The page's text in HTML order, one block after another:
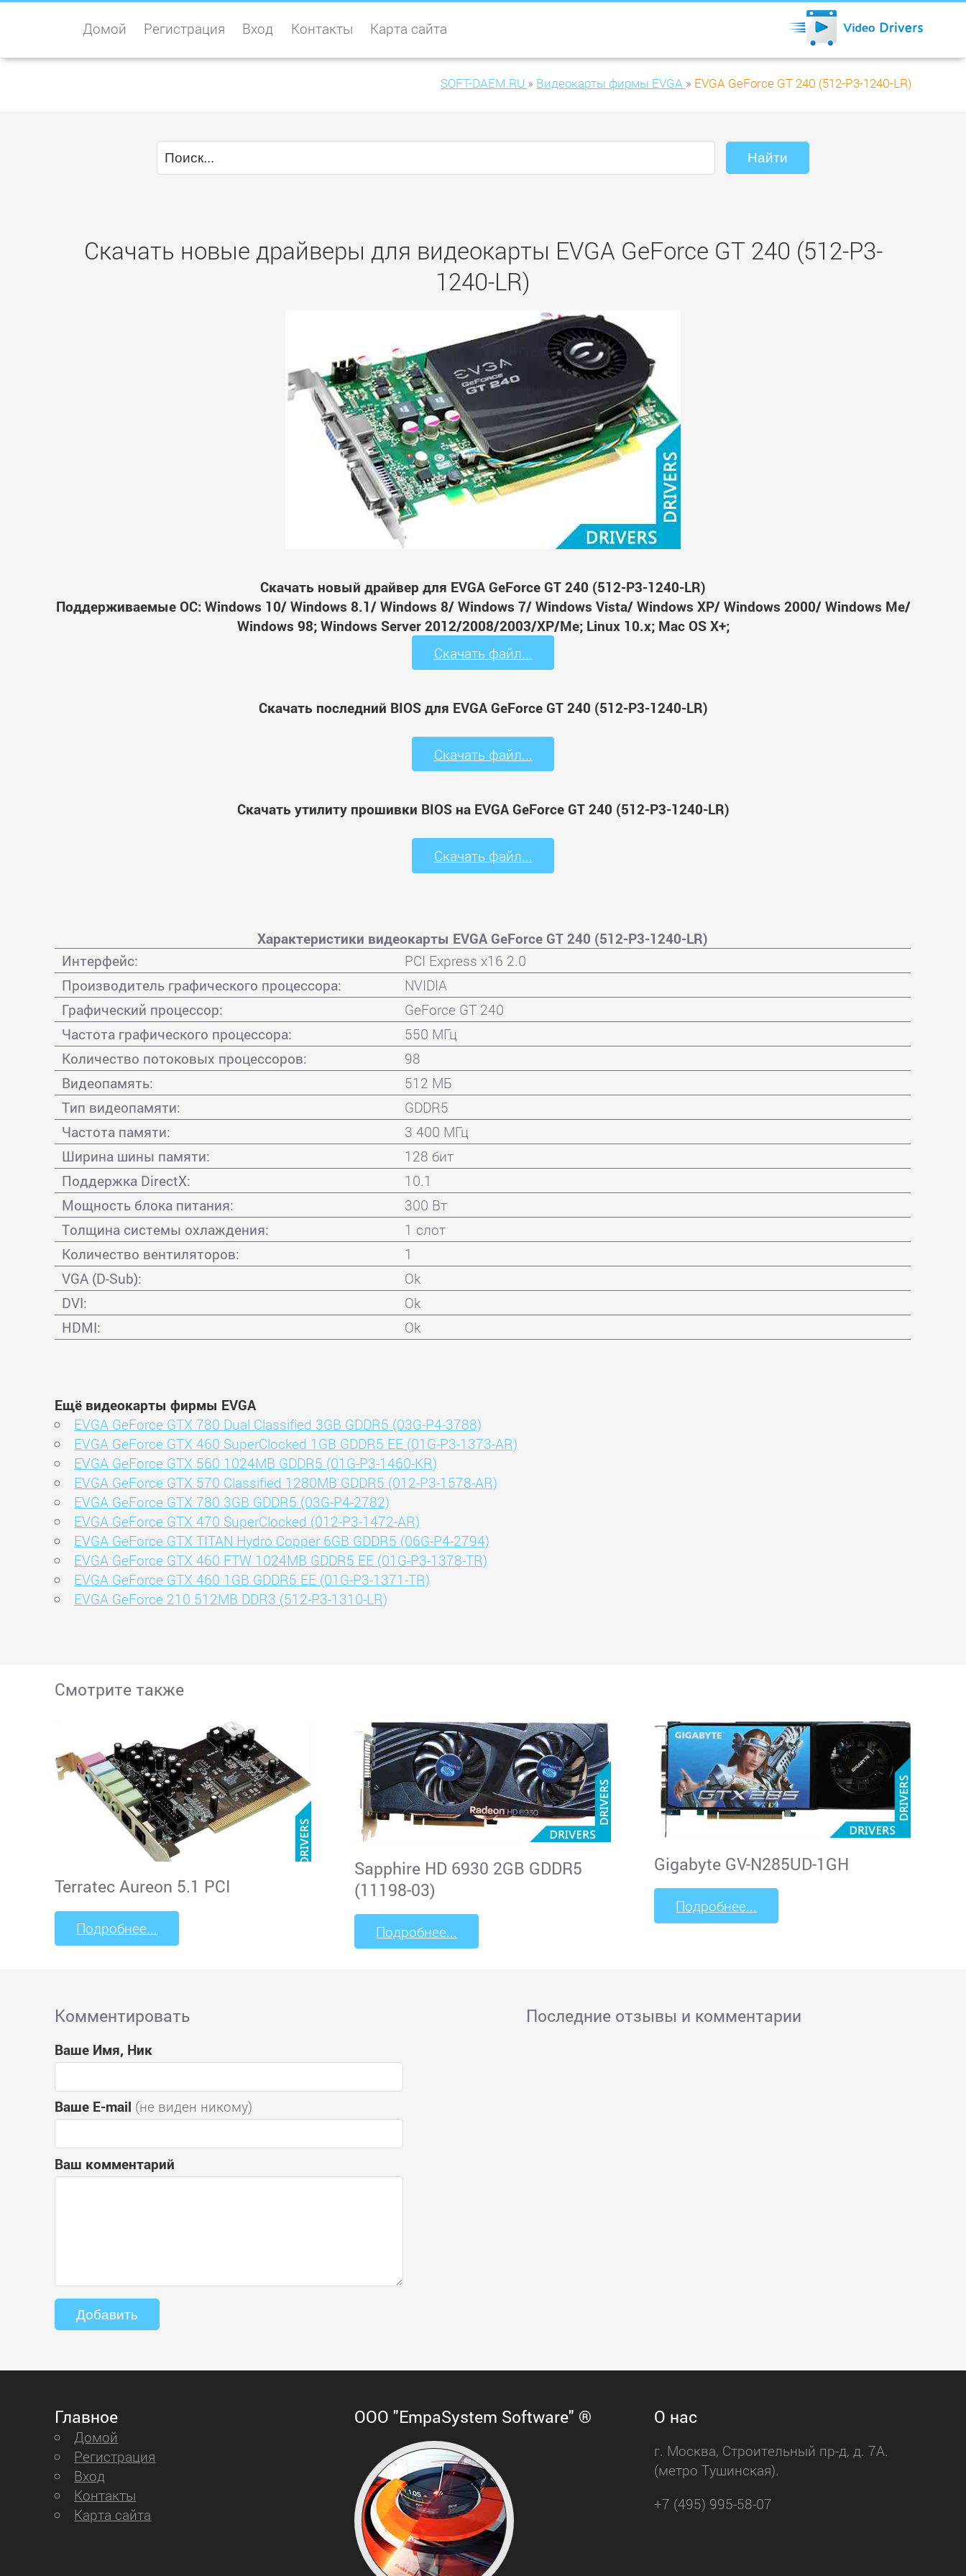
Домой Регистрация Вход Контакты Карта сайта
SOFT-DAEM.RU » Видеокарты фирмы EVGA » EVGA GeForce GT 240 (512-P3-1240-LR)
Скачать новые драйверы для видеокарты EVGA GeForce GT 240 (512-P3-
1240-LR)
Скачать новый драйвер для EVGA GeForce GT 240 (512-P3-1240-LR)
Поддерживаемые ОС: Windows 10/ Windows 8.1/ Windows 8/ Windows 7/ Windows Vista/ Windows XP/ Windows 2000/ Windows Me/
Windows 98; Windows Server 2012/2008/2003/XP/Me; Linux 10.x; Mac OS X+;
Скачать файл...
Скачать последний BIOS для EVGA GeForce GT 240 (512-P3-1240-LR)
Скачать файл...
Скачать утилиту прошивки BIOS на EVGA GeForce GT 240 (512-P3-1240-LR)
Скачать файл...
Характеристики видеокарты EVGA GeForce GT 240 (512-P3-1240-LR)
Интерфейс:
PCI Express x16 2.0
Производитель графического процессора:
NVIDIA
Графический процессор:
GeForce GT 240
Частота графического процессора:
550 МГц
Количество потоковых процессоров:
98
Видеопамять:
512 МБ
Тип видеопамяти:
GDDR5
Частота памяти:
3 400 МГц
Ширина шины памяти:
128 бит
Поддержка DirectX:
10.1
Мощность блока питания:
300 Вт
Толщина системы охлаждения:
1 слот
Количество вентиляторов:
1
VGA (D-Sub):
Ok
DVI:
Ok
HDMI:
Ok
Ещё видеокарты фирмы EVGA
EVGA GeForce GTX 780 Dual Classified 3GB GDDR5 (03G-P4-3788)
EVGA GeForce GTX 460 SuperClocked 1GB GDDR5 EE (01G-P3-1373-AR)
EVGA GeForce GTX 560 1024MB GDDR5 (01G-P3-1460-KR)
EVGA GeForce GTX 570 Classified 1280MB GDDR5 (012-P3-1578-AR)
EVGA GeForce GTX 780 3GB GDDR5 (03G-P4-2782)
EVGA GeForce GTX 470 SuperClocked (012-P3-1472-AR)
EVGA GeForce GTX TITAN Hydro Copper 6GB GDDR5 (06G-P4-2794)
EVGA GeForce GTX 460 FTW 1024MB GDDR5 EE (01G-P3-1378-TR)
EVGA GeForce GTX 460 1GB GDDR5 EE (01G-P3-1371-TR)
EVGA GeForce 210 512MB DDR3 (512-P3-1310-LR)
Смотрите также
Terratec Aureon 5.1 PCI
Подробнее...
Sapphire HD 6930 2GB GDDR5
(11198-03)
Подробнее...
Gigabyte GV-N285UD-1GH
Подробнее...
Комментировать
Ваше Имя, Ник
Ваше E-mail (не виден никому)
Ваш комментарий
Последние отзывы и комментарии
Главное
Домой
Регистрация
Вход
Контакты
Карта сайта
ООО "EmpaSystem Software" ® О нас
г. Москва, Строительный пр-д, д. 7А.
(метро Тушинская).
+7 (495) 995-58-07